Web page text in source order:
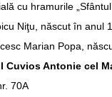
cu hramurile
Niţu, născut în anul
Marian Popa,
Cuvios Antonie cel
70A